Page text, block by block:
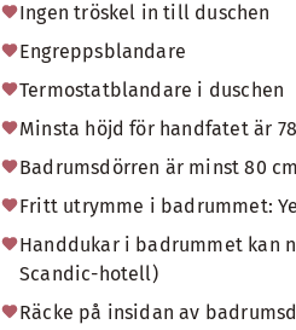
Ingen tröskel in till duschen
Engreppsblandare
Termostatblandare i duschen
Minsta höjd för handfatet är
Badrumsdörren är minst 80
Fritt utrymme i badrummet:
Handdukar i badrummet kan
Scandic-hotell)
Räcke på insidan av